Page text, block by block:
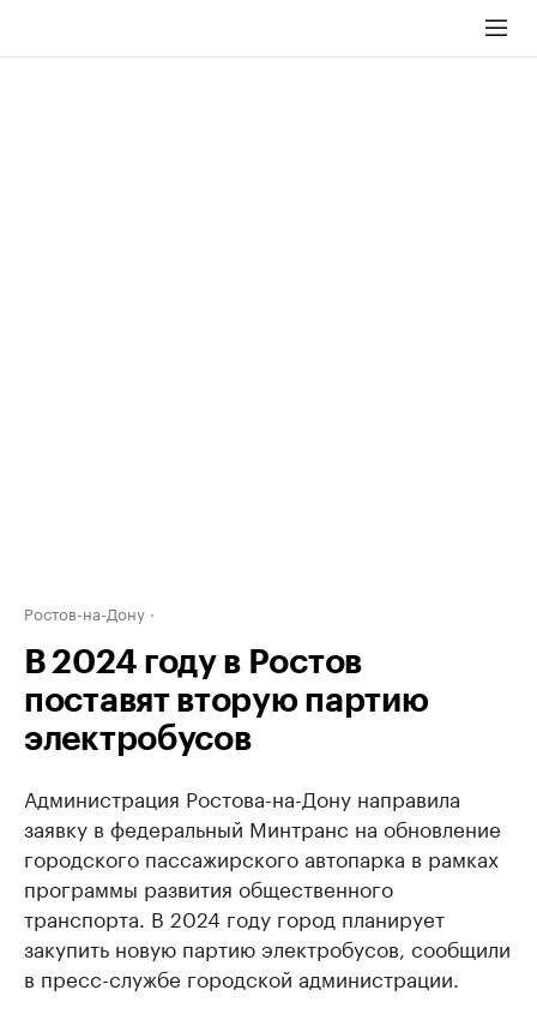
Ростов-на-Дону
В 2024 году в Ростов
поставят вторую партию
электробусов
Администрация Ростова-на-Дону направила
заявку в федеральный Минтранс на обновление
городского пассажирского автопарка в рамках
программы развития общественного
транспорта. В 2024 году город планирует
закупить новую партию электробусов, сообщили
в пресс-службе городской администрации.